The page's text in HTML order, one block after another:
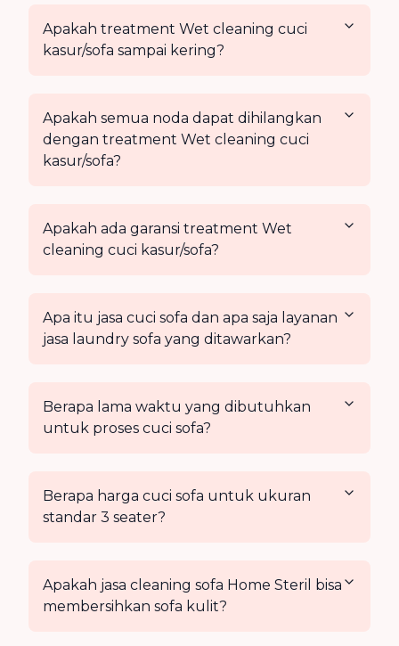
Apakah treatment Wet cleaning cuci
kasur/sofa sampai kering?
Apakah semua noda dapat dihilangkan
dengan treatment Wet cleaning cuci
kasur/sofa?
Apakah ada garansi treatment Wet
cleaning cuci kasur/sofa?
Apa itu jasa cuci sofa dan apa saja layanan
jasa laundry sofa yang ditawarkan?
Berapa lama waktu yang dibutuhkan
untuk proses cuci sofa?
Berapa harga cuci sofa untuk ukuran
standar 3 seater?
Apakah jasa cleaning sofa Home Steril bisa
membersihkan sofa kulit?